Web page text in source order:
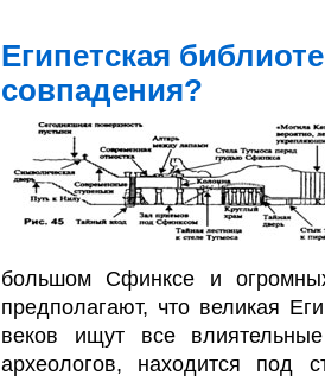
Египетская
совпадения?
большом Сфинксе и
предполагают, что великая
веков ищут все
археологов, находится под